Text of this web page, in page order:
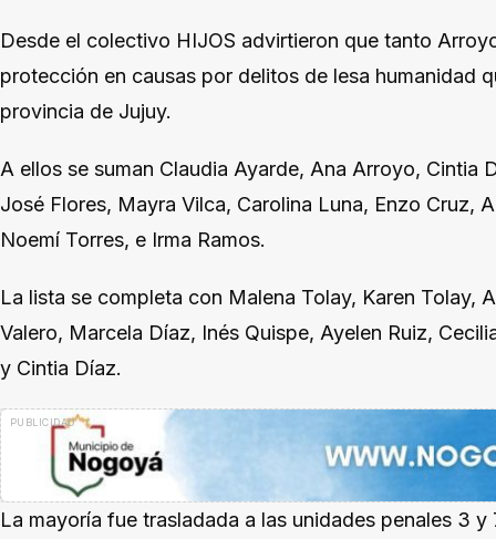
Desde el colectivo HIJOS advirtieron que tanto
protección en causas por delitos de lesa humanidad
provincia de Jujuy.
A ellos se suman Claudia Ayarde, Ana Arroyo, Cintia
José Flores, Mayra Vilca, Carolina Luna, Enzo Cruz,
Noemí Torres, e Irma Ramos.
La lista se completa con Malena Tolay, Karen Tolay,
Valero, Marcela Díaz, Inés Quispe, Ayelen Ruiz,
y Cintia Díaz.
La mayoría fue trasladada a las unidades penales 3